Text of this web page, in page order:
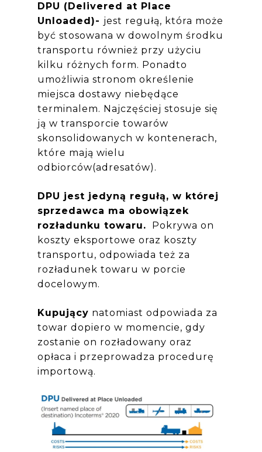
DPU (Delivered at Place
Unloaded)- jest regułą, która może
być stosowana w dowolnym środku
transportu również przy użyciu
kilku różnych form. Ponadto
umożliwia stronom określenie
miejsca dostawy niebędące
terminalem. Najczęściej stosuje się
ją w transporcie towarów
skonsolidowanych w kontenerach,
które mają wielu
odbiorców(adresatów).
DPU jest jedyną regułą, w której
sprzedawca ma obowiązek
rozładunku towaru. Pokrywa on
koszty eksportowe oraz koszty
transportu, odpowiada też za
rozładunek towaru w porcie
docelowym.
Kupujący natomiast odpowiada za
towar dopiero w momencie, gdy
zostanie on rozładowany oraz
opłaca i przeprowadza procedurę
importową.